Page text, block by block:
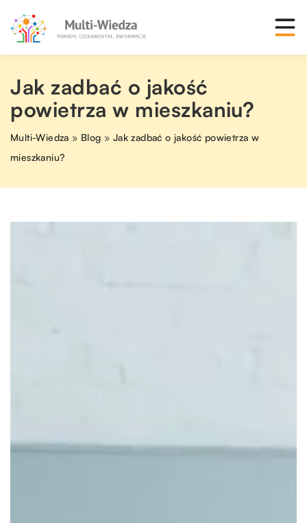
Jak zadbać o jakość
powietrza w mieszkaniu?
Multi-Wiedza » Blog » Jak zadbać o jakość powietrza w
mieszkaniu?